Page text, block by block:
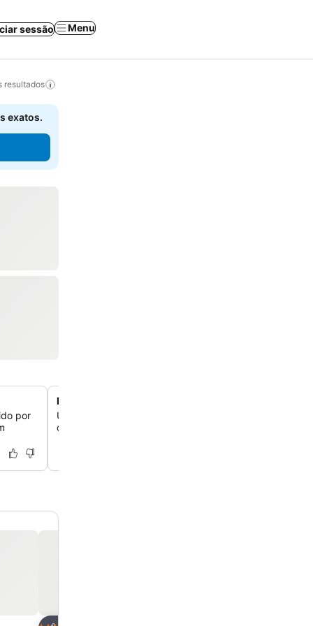
sessão Menu
resultados
exatos.
por
Estacionamento privado no local
Use o conveniente estacionamento privado disponível
comodidade valiosa no centro da cidade de Modena.